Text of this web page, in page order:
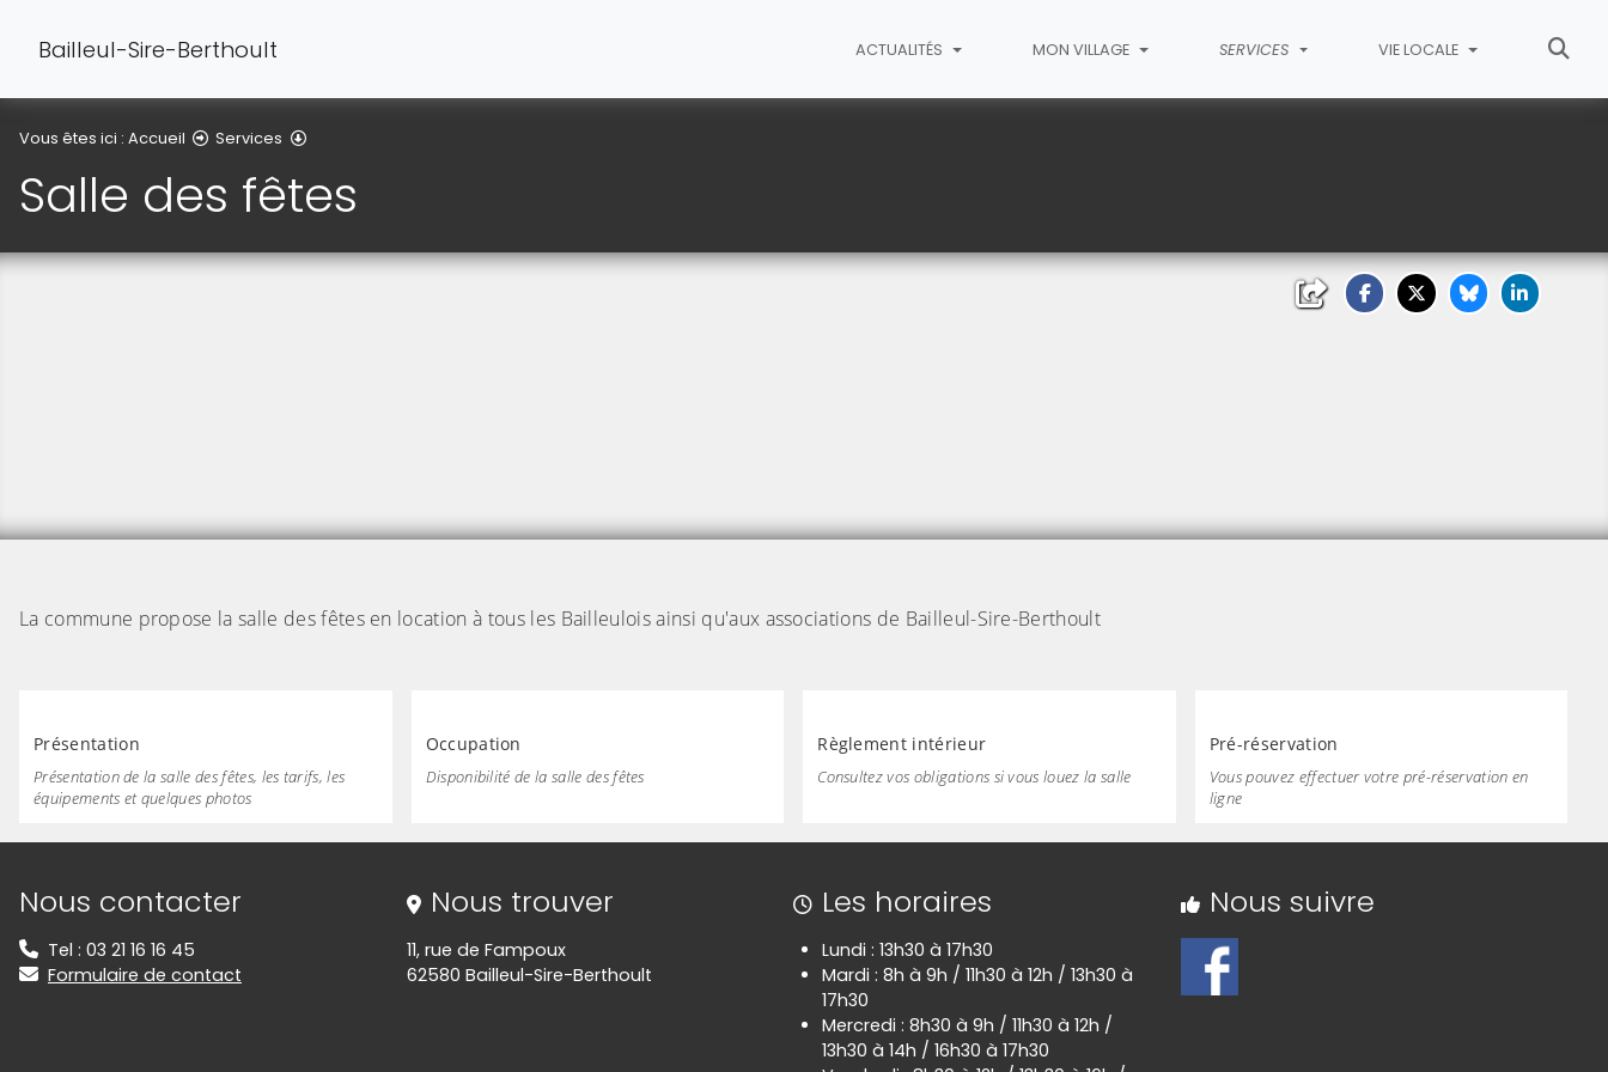
Bailleul-Sire-Berthoult ACTUALITÉS MON VILLAGE SERVICES VIE LOCALE
Vous êtes ici : Accueil Services
Salle des fêtes
La commune propose la salle des fêtes en location à tous les Bailleulois ainsi qu'aux associations de Bailleul-Sire-Berthoult
Présentation
Présentation de la salle des fêtes, les tarifs, les
équipements et quelques photos
Occupation
Disponibilité de la salle des fêtes
Règlement intérieur
Consultez vos obligations si vous louez la salle
Pré-réservation
Vous pouvez effectuer votre pré-réservation en
ligne
Informations de contact
Nous contacter
Tel : 03 21 16 16 45
Formulaire de contact
Nous trouver
11, rue de Fampoux
62580 Bailleul-Sire-Berthoult
Les horaires
Lundi : 13h30 à 17h30
Mardi : 8h à 9h / 11h30 à 12h / 13h30 à
17h30
Mercredi : 8h30 à 9h / 11h30 à 12h /
13h30 à 14h / 16h30 à 17h30
Nous suivre